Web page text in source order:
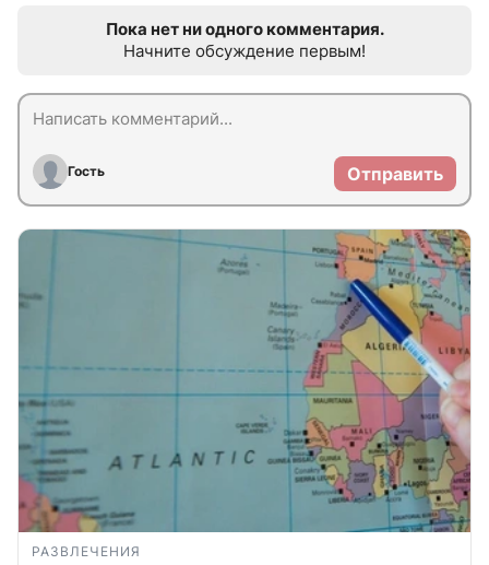
Пока нет ни одного комментария.
Начните обсуждение первым!
Гость Отправить
РАЗВЛЕЧЕНИЯ